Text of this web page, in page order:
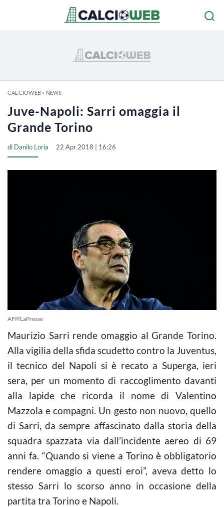
CALCIOWEB» NEWS
Juve-Napoli: Sarri omaggia il
Grande Torino
di Danilo Loria 22 Apr 2018 | 16:26
AFP/LaPresse
Maurizio Sarri rende omaggio al Grande Torino.
Alla vigilia della sfida scudetto contro la Juventus,
il tecnico del Napoli si è recato a Superga, ieri
sera, per un momento di raccoglimento davanti
alla lapide che ricorda il nome di Valentino
Mazzola e compagni. Un gesto non nuovo, quello
di Sarri, da sempre affascinato dalla storia della
squadra spazzata via dall’incidente aereo di 69
anni fa. “Quando si viene a Torino è obbligatorio
rendere omaggio a questi eroi”, aveva detto lo
stesso Sarri lo scorso anno in occasione della
partita tra Torino e Napoli.